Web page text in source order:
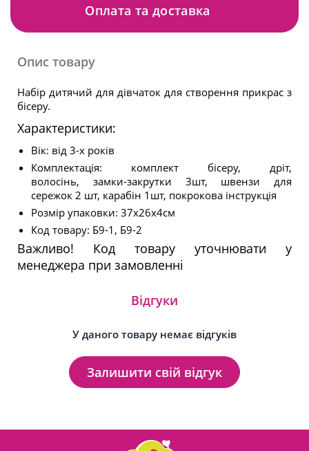
Оплата та доставка
Опис товару
Набір дитячий для дівчаток для створення прикрас з
бісеру.
Характеристики:
Вік: від 3-х років
Комплектація: комплект бісеру, дріт,
волосінь, замки-закрутки 3шт, швензи для
сережок 2 шт, карабін 1шт, покрокова інструкція
Розмір упаковки: 37х26х4см
Код товару: Б9-1, Б9-2
Важливо! Код товару уточнювати у
менеджера при замовленні
Відгуки
У даного товару немає відгуків
Залишити свій відгук